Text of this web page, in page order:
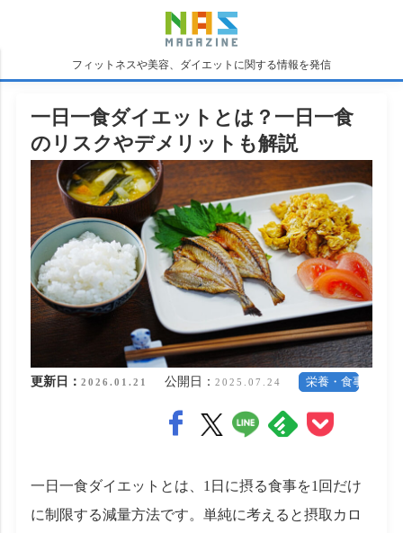
フィットネスや美容、ダイエットに関する情報を発信
一日一食ダイエットとは？一日一食
のリスクやデメリットも解説
更新日：2026.01.21 公開日： 2025.07.24 栄養・食事
一日一食ダイエットとは、1日に摂る食事を1回だけ
に制限する減量方法です。単純に考えると摂取カロ